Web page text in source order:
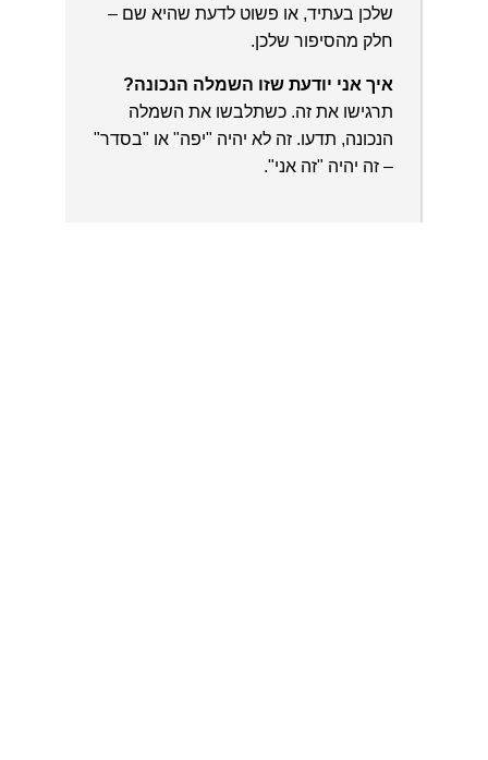
שלכן בעתיד, או פשוט לדעת שהיא שם –
חלק מהסיפור שלכן.
איך אני יודעת שזו השמלה הנכונה?
תרגישו את זה. כשתלבשו את השמלה
הנכונה, תדעו. זה לא יהיה "יפה" או "בסדר"
– זה יהיה "זה אני".